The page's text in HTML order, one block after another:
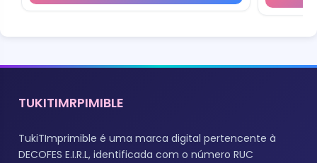
TUKITIMRPIMIBLE
TukiTImprimible é uma marca digital pertencente à
DECOFES E.I.R.L, identificada com o número RUC